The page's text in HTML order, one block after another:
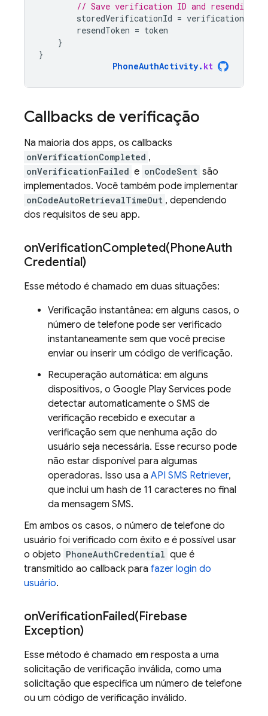
// Save verification ID and resending
storedVerificationId = verificationId
resendToken = token
}
}
PhoneAuthActivity. kt
Callbacks de verificação
Na maioria dos apps, os callbacks
onVerificationCompleted ,
onVerificationFailed e onCodeSent são
implementados. Você também pode implementar
onCodeAutoRetrievalTimeOut , dependendo
dos requisitos de seu app.
onVerificationCompleted(PhoneAuth
Credential)
Esse método é chamado em duas situações:
Verificação instantânea: em alguns casos, o
número de telefone pode ser verificado
instantaneamente sem que você precise
enviar ou inserir um código de verificação.
Recuperação automática: em alguns
dispositivos, o Google Play Services pode
detectar automaticamente o SMS de
verificação recebido e executar a
verificação sem que nenhuma ação do
usuário seja necessária. Esse recurso pode
não estar disponível para algumas
operadoras. Isso usa a API SMS Retriever,
que inclui um hash de 11 caracteres no final
da mensagem SMS.
Em ambos os casos, o número de telefone do
usuário foi verificado com êxito e é possível usar
o objeto PhoneAuthCredential que é
transmitido ao callback para fazer login do
usuário.
onVerificationFailed(Firebase
Exception)
Esse método é chamado em resposta a uma
solicitação de verificação inválida, como uma
solicitação que especifica um número de telefone
ou um código de verificação inválido.